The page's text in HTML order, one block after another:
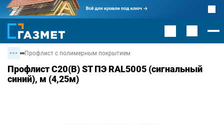
Профлист с полимерным покрытием
Профлист С20(В) ST ПЭ RAL5005 (сигнальный
синий), м (4,25м)